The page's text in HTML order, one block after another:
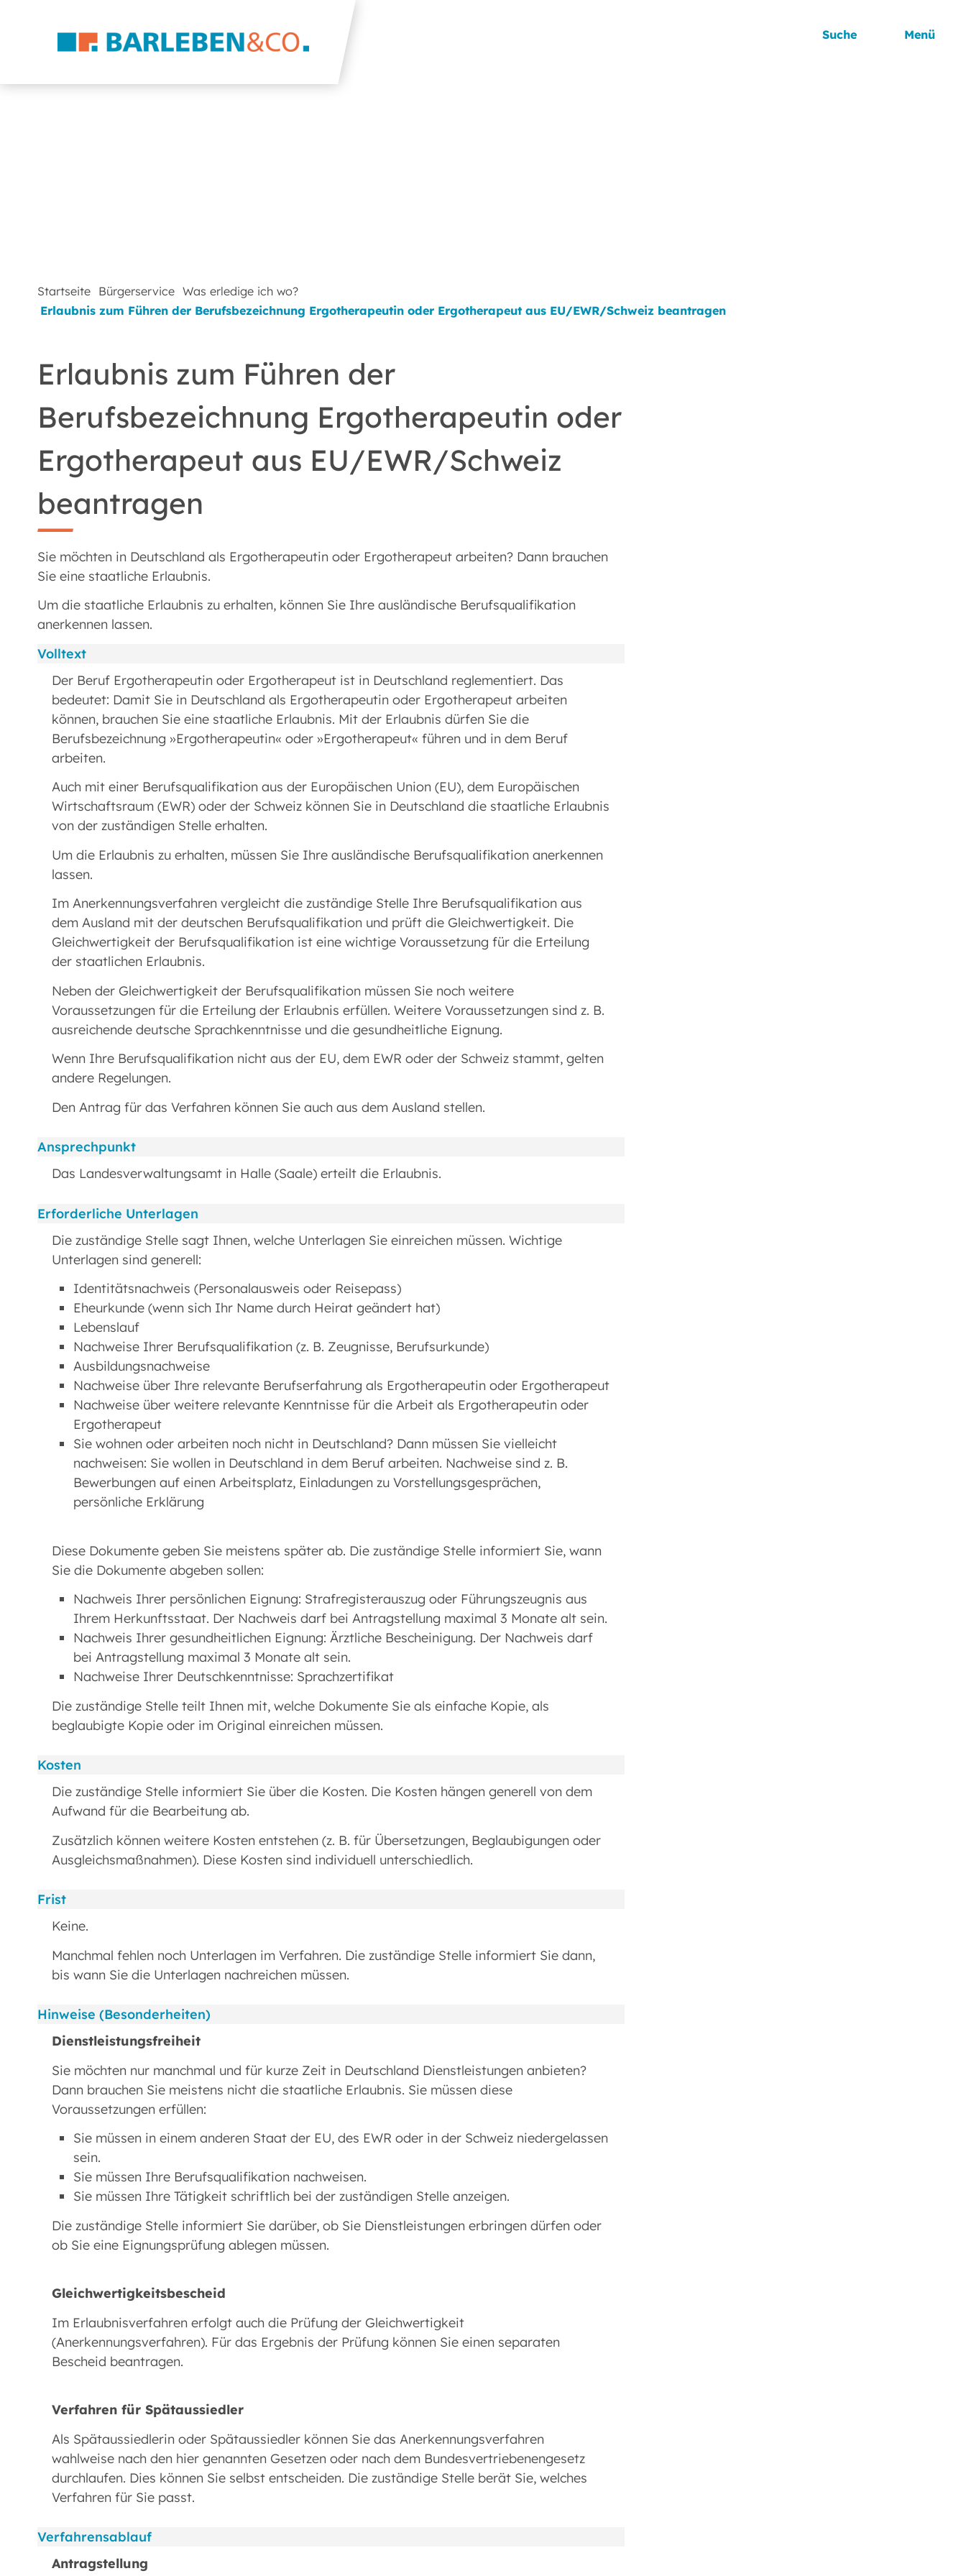
Suche Menü
Startseite Bürgerservice Was erledige ich wo?
Erlaubnis zum Führen der Berufsbezeichnung Ergotherapeutin oder Ergotherapeut aus EU/EWR/Schweiz beantragen
Erlaubnis zum Führen der
Berufsbezeichnung Ergotherapeutin oder
Ergotherapeut aus EU/EWR/Schweiz
beantragen
Sie möchten in Deutschland als Ergotherapeutin oder Ergotherapeut arbeiten? Dann brauchen
Sie eine staatliche Erlaubnis.
Um die staatliche Erlaubnis zu erhalten, können Sie Ihre ausländische Berufsqualifikation
anerkennen lassen.
Volltext
Der Beruf Ergotherapeutin oder Ergotherapeut ist in Deutschland reglementiert. Das
bedeutet: Damit Sie in Deutschland als Ergotherapeutin oder Ergotherapeut arbeiten
können, brauchen Sie eine staatliche Erlaubnis. Mit der Erlaubnis dürfen Sie die
Berufsbezeichnung »Ergotherapeutin« oder »Ergotherapeut« führen und in dem Beruf
arbeiten.
Auch mit einer Berufsqualifikation aus der Europäischen Union (EU), dem Europäischen
Wirtschaftsraum (EWR) oder der Schweiz können Sie in Deutschland die staatliche Erlaubnis
von der zuständigen Stelle erhalten.
Um die Erlaubnis zu erhalten, müssen Sie Ihre ausländische Berufsqualifikation anerkennen
lassen.
Im Anerkennungsverfahren vergleicht die zuständige Stelle Ihre Berufsqualifikation aus
dem Ausland mit der deutschen Berufsqualifikation und prüft die Gleichwertigkeit. Die
Gleichwertigkeit der Berufsqualifikation ist eine wichtige Voraussetzung für die Erteilung
der staatlichen Erlaubnis.
Neben der Gleichwertigkeit der Berufsqualifikation müssen Sie noch weitere
Voraussetzungen für die Erteilung der Erlaubnis erfüllen. Weitere Voraussetzungen sind z. B.
ausreichende deutsche Sprachkenntnisse und die gesundheitliche Eignung.
Wenn Ihre Berufsqualifikation nicht aus der EU, dem EWR oder der Schweiz stammt, gelten
andere Regelungen.
Den Antrag für das Verfahren können Sie auch aus dem Ausland stellen.
Ansprechpunkt
Das Landesverwaltungsamt in Halle (Saale) erteilt die Erlaubnis.
Erforderliche Unterlagen
Die zuständige Stelle sagt Ihnen, welche Unterlagen Sie einreichen müssen. Wichtige
Unterlagen sind generell:
Identitätsnachweis (Personalausweis oder Reisepass)
Eheurkunde (wenn sich Ihr Name durch Heirat geändert hat)
Lebenslauf
Nachweise Ihrer Berufsqualifikation (z. B. Zeugnisse, Berufsurkunde)
Ausbildungsnachweise
Nachweise über Ihre relevante Berufserfahrung als Ergotherapeutin oder Ergotherapeut
Nachweise über weitere relevante Kenntnisse für die Arbeit als Ergotherapeutin oder
Ergotherapeut
Sie wohnen oder arbeiten noch nicht in Deutschland? Dann müssen Sie vielleicht
nachweisen: Sie wollen in Deutschland in dem Beruf arbeiten. Nachweise sind z. B.
Bewerbungen auf einen Arbeitsplatz, Einladungen zu Vorstellungsgesprächen,
persönliche Erklärung
Diese Dokumente geben Sie meistens später ab. Die zuständige Stelle informiert Sie, wann
Sie die Dokumente abgeben sollen:
Nachweis Ihrer persönlichen Eignung: Strafregisterauszug oder Führungszeugnis aus
Ihrem Herkunftsstaat. Der Nachweis darf bei Antragstellung maximal 3 Monate alt sein.
Nachweis Ihrer gesundheitlichen Eignung: Ärztliche Bescheinigung. Der Nachweis darf
bei Antragstellung maximal 3 Monate alt sein.
Nachweise Ihrer Deutschkenntnisse: Sprachzertifikat
Die zuständige Stelle teilt Ihnen mit, welche Dokumente Sie als einfache Kopie, als
beglaubigte Kopie oder im Original einreichen müssen.
Kosten
Die zuständige Stelle informiert Sie über die Kosten. Die Kosten hängen generell von dem
Aufwand für die Bearbeitung ab.
Zusätzlich können weitere Kosten entstehen (z. B. für Übersetzungen, Beglaubigungen oder
Ausgleichsmaßnahmen). Diese Kosten sind individuell unterschiedlich.
Frist
Keine.
Manchmal fehlen noch Unterlagen im Verfahren. Die zuständige Stelle informiert Sie dann,
bis wann Sie die Unterlagen nachreichen müssen.
Hinweise (Besonderheiten)
Dienstleistungsfreiheit
Sie möchten nur manchmal und für kurze Zeit in Deutschland Dienstleistungen anbieten?
Dann brauchen Sie meistens nicht die staatliche Erlaubnis. Sie müssen diese
Voraussetzungen erfüllen:
Sie müssen in einem anderen Staat der EU, des EWR oder in der Schweiz niedergelassen
sein.
Sie müssen Ihre Berufsqualifikation nachweisen.
Sie müssen Ihre Tätigkeit schriftlich bei der zuständigen Stelle anzeigen.
Die zuständige Stelle informiert Sie darüber, ob Sie Dienstleistungen erbringen dürfen oder
ob Sie eine Eignungsprüfung ablegen müssen.
Gleichwertigkeitsbescheid
Im Erlaubnisverfahren erfolgt auch die Prüfung der Gleichwertigkeit
(Anerkennungsverfahren). Für das Ergebnis der Prüfung können Sie einen separaten
Bescheid beantragen.
Verfahren für Spätaussiedler
Als Spätaussiedlerin oder Spätaussiedler können Sie das Anerkennungsverfahren
wahlweise nach den hier genannten Gesetzen oder nach dem Bundesvertriebenengesetz
durchlaufen. Dies können Sie selbst entscheiden. Die zuständige Stelle berät Sie, welches
Verfahren für Sie passt.
Verfahrensablauf
Antragstellung